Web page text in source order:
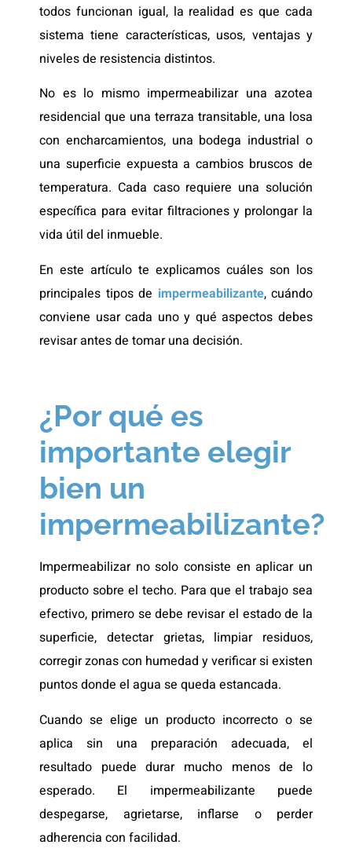
todos funcionan igual, la realidad es que cada
sistema tiene características, usos, ventajas y
niveles de resistencia distintos.
No es lo mismo impermeabilizar una azotea
residencial que una terraza transitable, una losa
con encharcamientos, una bodega industrial o
una superficie expuesta a cambios bruscos de
temperatura. Cada caso requiere una solución
específica para evitar filtraciones y prolongar la
vida útil del inmueble.
En este artículo te explicamos cuáles son los
principales tipos de impermeabilizante, cuándo
conviene usar cada uno y qué aspectos debes
revisar antes de tomar una decisión.
¿Por qué es
importante elegir
bien un
impermeabilizante?
Impermeabilizar no solo consiste en aplicar un
producto sobre el techo. Para que el trabajo sea
efectivo, primero se debe revisar el estado de la
superficie, detectar grietas, limpiar residuos,
corregir zonas con humedad y verificar si existen
puntos donde el agua se queda estancada.
Cuando se elige un producto incorrecto o se
aplica sin una preparación adecuada, el
resultado puede durar mucho menos de lo
esperado. El impermeabilizante puede
despegarse, agrietarse, inflarse o perder
adherencia con facilidad.